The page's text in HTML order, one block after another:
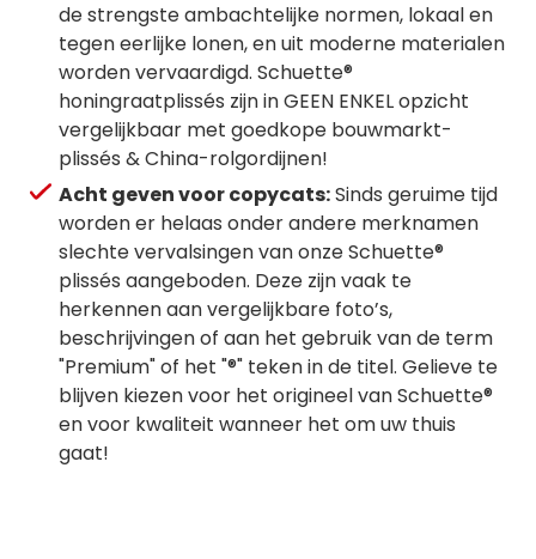
de strengste ambachtelijke normen, lokaal en
tegen eerlijke lonen, en uit moderne materialen
worden vervaardigd. Schuette®
honingraatplissés zijn in GEEN ENKEL opzicht
vergelijkbaar met goedkope bouwmarkt-
plissés & China-rolgordijnen!
Acht geven voor copycats:Sinds geruime tijd
worden er helaas onder andere merknamen
slechte vervalsingen van onze Schuette®
plissés aangeboden. Deze zijn vaak te
herkennen aan vergelijkbare foto’s,
beschrijvingen of aan het gebruik van de term
"Premium" of het "®" teken in de titel. Gelieve te
blijven kiezen voor het origineel van Schuette®
en voor kwaliteit wanneer het om uw thuis
gaat!